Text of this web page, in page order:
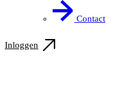
Contact
Inloggen